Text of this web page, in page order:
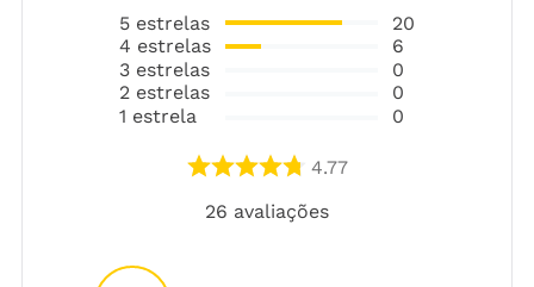
5 estrelas
4 estrelas
3 estrelas
2 estrelas
1 estrela
20
6
0
0
0
4.77
26 avaliações